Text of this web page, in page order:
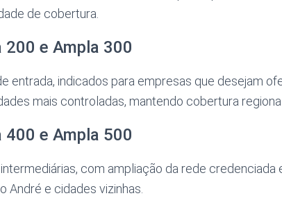
de cobertura.
200 e Ampla 300
entrada, indicados para empresas que desejam
mais controladas, mantendo cobertura
400 e Ampla 500
com ampliação da rede
André e cidades vizinhas.